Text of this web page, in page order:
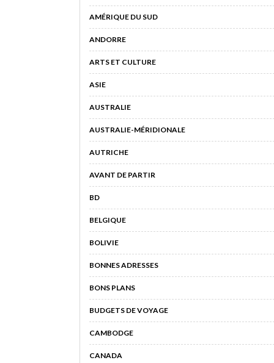
AMÉRIQUE DU SUD
ANDORRE
ARTS ET CULTURE
ASIE
AUSTRALIE
AUSTRALIE-MÉRIDIONALE
AUTRICHE
AVANT DE PARTIR
BD
BELGIQUE
BOLIVIE
BONNES ADRESSES
BONS PLANS
BUDGETS DE VOYAGE
CAMBODGE
CANADA